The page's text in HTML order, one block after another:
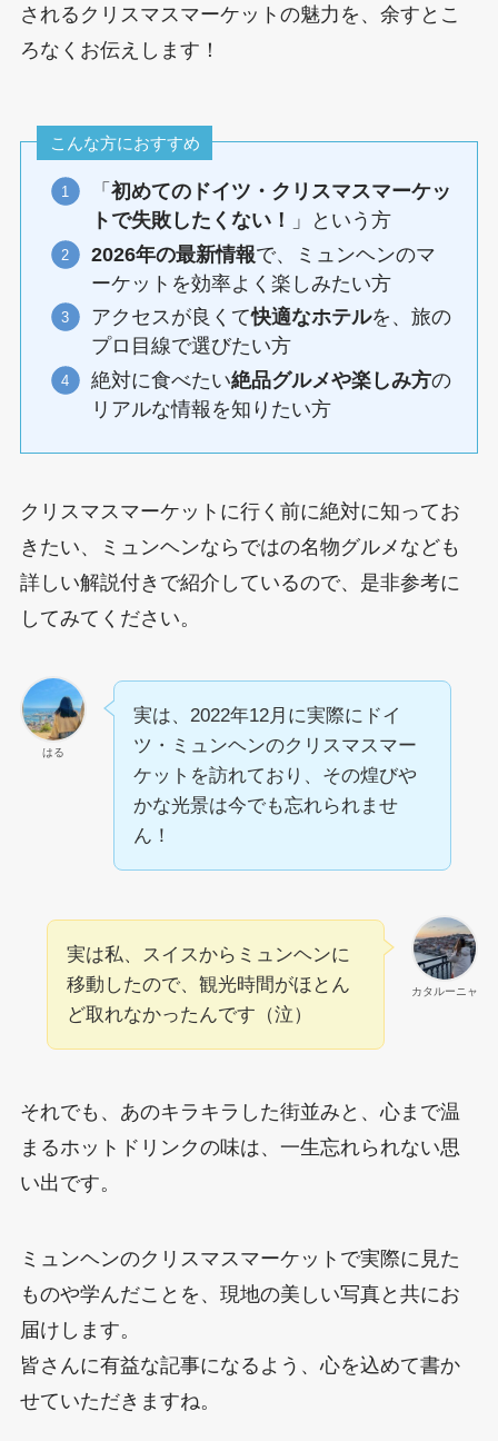
されるクリスマスマーケットの魅力を、余すとこ
ろなくお伝えします！
こんな方におすすめ
「 初めてのドイツ・クリスマスマーケッ
トで失敗したくない！
」という方
2026年の最新情報で、ミュンヘンのマ
ーケットを効率よく楽しみたい方
アクセスが良くて快適なホテルを、旅の
プロ目線で選びたい方
絶対に食べたい絶品グルメや楽しみ方の
リアルな情報を知りたい方
クリスマスマーケットに行く前に絶対に知ってお
きたい、ミュンヘンならではの名物グルメなども
詳しい解説付きで紹介しているので、是非参考に
してみてください。
はる
実は、2022年12月に実際にドイ
ツ・ミュンヘンのクリスマスマー
ケットを訪れており、その煌びや
かな光景は今でも忘れられませ
ん！
カタルーニャ
実は私、スイスからミュンヘンに
移動したので、観光時間がほとん
ど取れなかったんです（泣）
それでも、あのキラキラした街並みと、心まで温
まるホットドリンクの味は、一生忘れられない思
い出です。
ミュンヘンのクリスマスマーケットで実際に見た
ものや学んだことを、現地の美しい写真と共にお
届けします。
皆さんに有益な記事になるよう、心を込めて書か
せていただきますね。